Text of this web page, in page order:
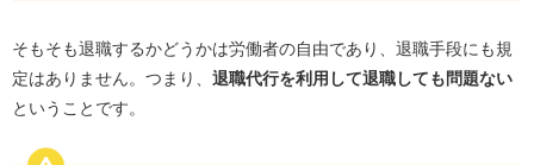
公的機関へ相談する
退職代行を利用しても嫌がらせを受けないコツ
そもそも退職するかどうかは労働者の自由であり、退職手段にも規
定はありません。つまり、 退職代行を利用して退職しても問題ない
ということです。